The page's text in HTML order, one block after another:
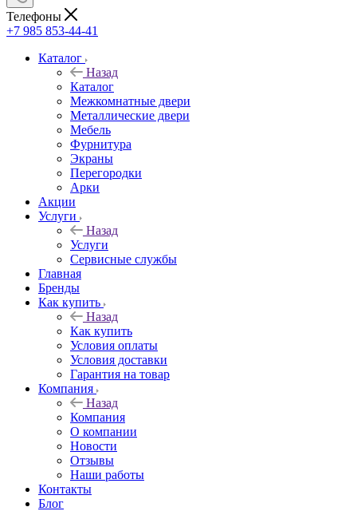
Телефоны
+7 985 853-44-41
Каталог
Назад
Каталог
Межкомнатные двери
Металлические двери
Мебель
Фурнитура
Экраны
Перегородки
Арки
Акции
Услуги
Назад
Услуги
Сервисные службы
Главная
Бренды
Как купить
Назад
Как купить
Условия оплаты
Условия доставки
Гарантия на товар
Компания
Назад
Компания
О компании
Новости
Отзывы
Наши работы
Контакты
Блог